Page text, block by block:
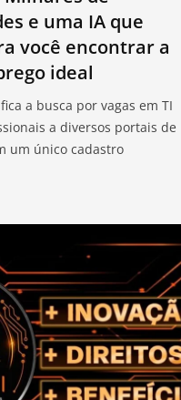
e uma IA que
você encontrar a
ideal
a busca por vagas em TI
a diversos portais de
um único cadastro